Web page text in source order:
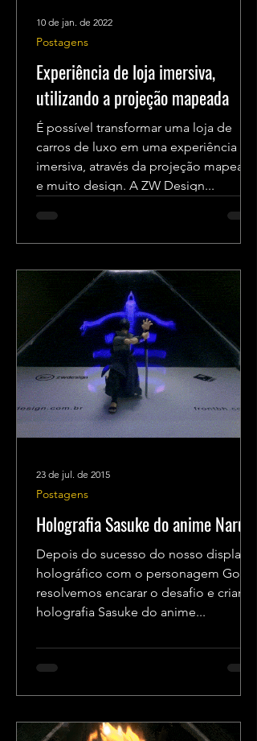
Experiência de loja imersiva,
utilizando a projeção mapeada
É possível transformar uma loja de
carros de luxo em uma experiência
imersiva, através da projeção mapeada
e muito design. A ZW Design...
Postagens
10 de jan. de 2022
Holografia Sasuke do anime Naruto
Depois do sucesso do nosso display
holográfico com o personagem Goku,
resolvemos encarar o desafio e criar a
holografia Sasuke do anime...
Postagens
23 de jul. de 2015